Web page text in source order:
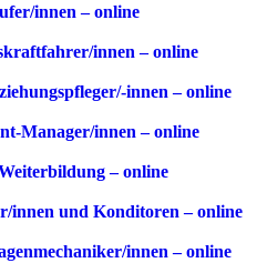
innen – online
innen – online
innen – online
Manager/innen – online
– online
innen und Konditoren – online
innen – online